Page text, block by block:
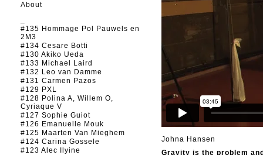
About
#135 Hommage Pol Pauwels en
2M3
#134 Cesare Botti
#130 Akiko Ueda
#133 Michael Laird
#132 Leo van Damme
#131 Carmen Pazos
#129 PXL
#128 Polina A, Willem O,
Cyriaque V
#127 Sophie Guiot
#126 Emanuelle Mouk
#125 Maarten Van Mieghem
#124 Carina Gossele
#123 Alec Ilyine
Johna Hansen
Gravity is the problem